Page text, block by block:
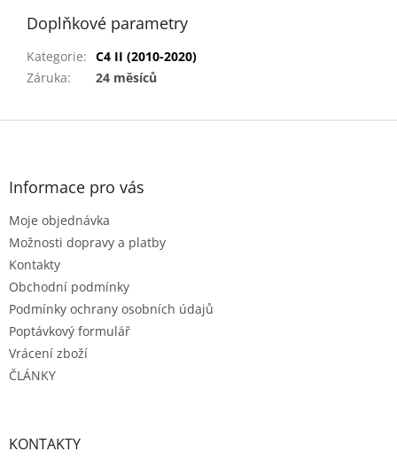
Doplňkové parametry
Kategorie: C4 II (2010-2020)
Záruka: 24 měsíců
Z
Informace pro vás
Moje objednávka
Možnosti dopravy a platby
Kontakty
Obchodní podmínky
Podmínky ochrany osobních údajů
Poptávkový formulář
Vrácení zboží
ČLÁNKY
KONTAKTY